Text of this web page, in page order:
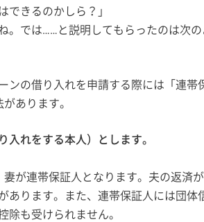
できるのかしら？」
では……と説明してもらったのは次の
の借り入れを申請する際には「連帯
あります。
れをする本人）とします。
が連帯保証人となります。夫の返済
あります。また、連帯保証人には団体
除も受けられません。